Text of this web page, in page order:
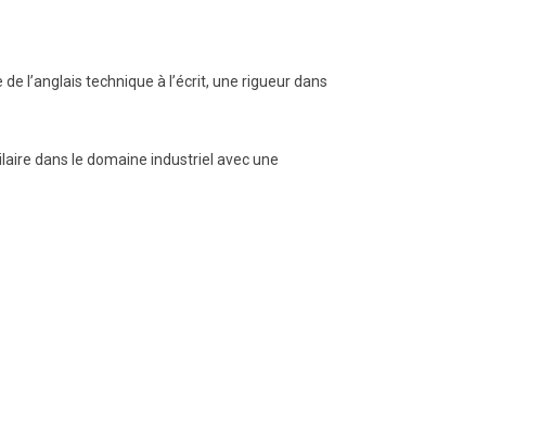
l’anglais technique à l’écrit, une rigueur dans
dans le domaine industriel avec une